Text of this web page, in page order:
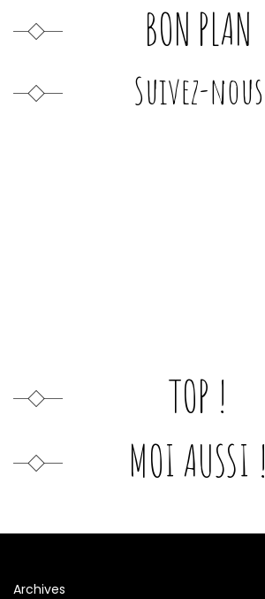
BON PLAN
Suivez-nous
TOP !
MOI AUSSI !
Archives